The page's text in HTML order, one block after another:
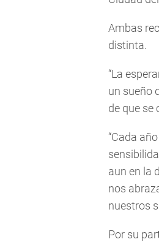
Ambas
distinta.
“La
un sueño
de que se
“Cada
aun en la
nos
nuestros
Por su